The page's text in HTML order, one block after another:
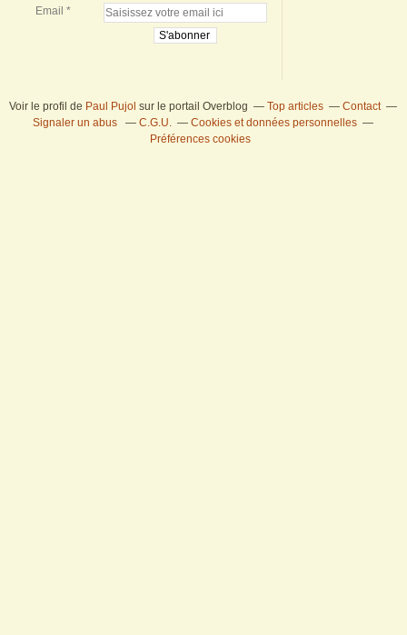
Email
Voir le profil de Paul Pujol sur le portail Overblog Top articles
Contact
Signaler un abus
C.G.U.
Cookies et données personnelles
Préférences cookies